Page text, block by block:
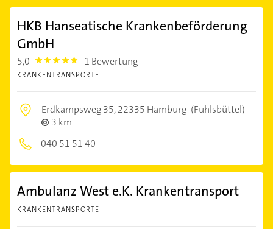
HKB Hanseatische Krankenbeförderung
GmbH
5,0 5.0 1 Bewertung
KRANKENTRANSPORTE
Erdkampsweg 35,22335 Hamburg (Fuhlsbüttel)
3 km
040 51 51 40
Ambulanz West e.K. Krankentransport
KRANKENTRANSPORTE